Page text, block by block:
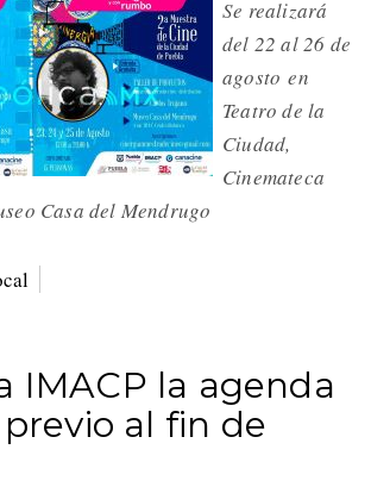
Se realizará
del 22 al 26 de
agosto en
Teatro de la
Ciudad,
Cinemateca
Casa del Mendrugo
IMACP la agenda
al fin de